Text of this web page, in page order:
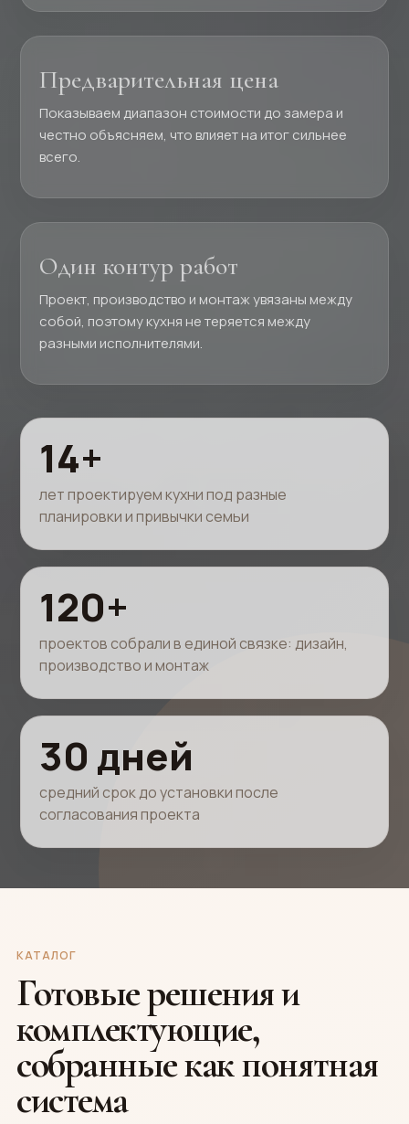
Предварительная цена
Показываем диапазон стоимости до замера и
честно объясняем, что влияет на итог сильнее
всего.
Один контур работ
Проект, производство и монтаж увязаны между
собой, поэтому кухня не теряется между
разными исполнителями.
14+
лет проектируем кухни под разные
планировки и привычки семьи
120+
проектов собрали в единой связке: дизайн,
производство и монтаж
30 дней
средний срок до установки после
согласования проекта
КАТАЛОГ
Готовые решения и
комплектующие,
собранные как понятная
система